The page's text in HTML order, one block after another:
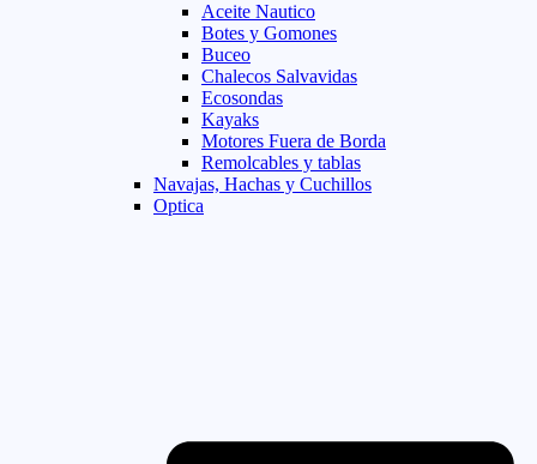
Aceite Nautico
Botes y Gomones
Buceo
Chalecos Salvavidas
Ecosondas
Kayaks
Motores Fuera de Borda
Remolcables y tablas
Navajas, Hachas y Cuchillos
Optica